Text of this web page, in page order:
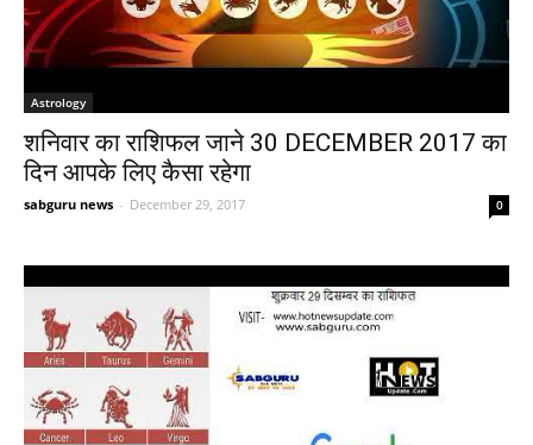
Astrology
शनिवार का राशिफल जाने 30 DECEMBER 2017 का
दिन आपके लिए कैसा रहेगा
sabguru news - December 29, 2017 0